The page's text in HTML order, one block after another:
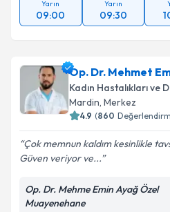
Yarın
09:00
Yarın
09:30
Op. Dr. Mehmet
Kadın Hastalıkları ve
Mardin, Merkez
4.9 (860
Çok memnun kaldım kesinlikle
Güven veriyor ve...
Op. Dr. Mehme Emin Ayağ Özel
Muayenehane